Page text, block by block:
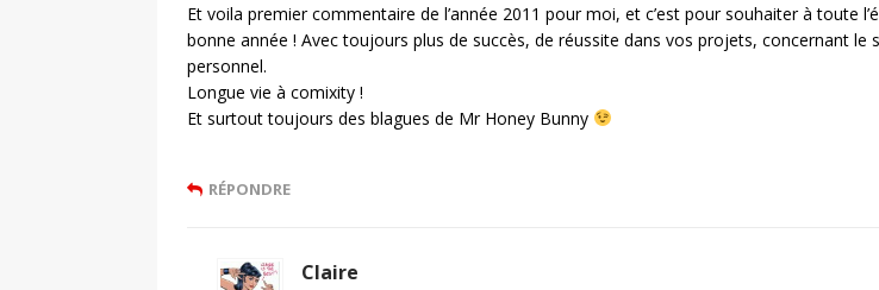
Et voila premier commentaire de l’année 2011 pour moi, et c’est pour souhaiter à toute
bonne année ! Avec toujours plus de succès, de réussite dans vos projets, concernant le
personnel.
Longue vie à comixity !
Et surtout toujours des blagues de Mr Honey Bunny
RÉPONDRE
Claire